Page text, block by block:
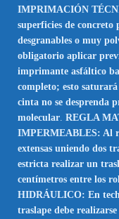
IMPRIMACIÓN
superficies de concreto
desgranables o muy
obligatorio aplicar
imprimante asfáltico
completo; esto
cinta no se desprenda
molecular REGLA
IMPERMEABLES: Al
extensas uniendo dos
estricta realizar un
centímetros entre los
HIDRÁULICO: En
traslape debe